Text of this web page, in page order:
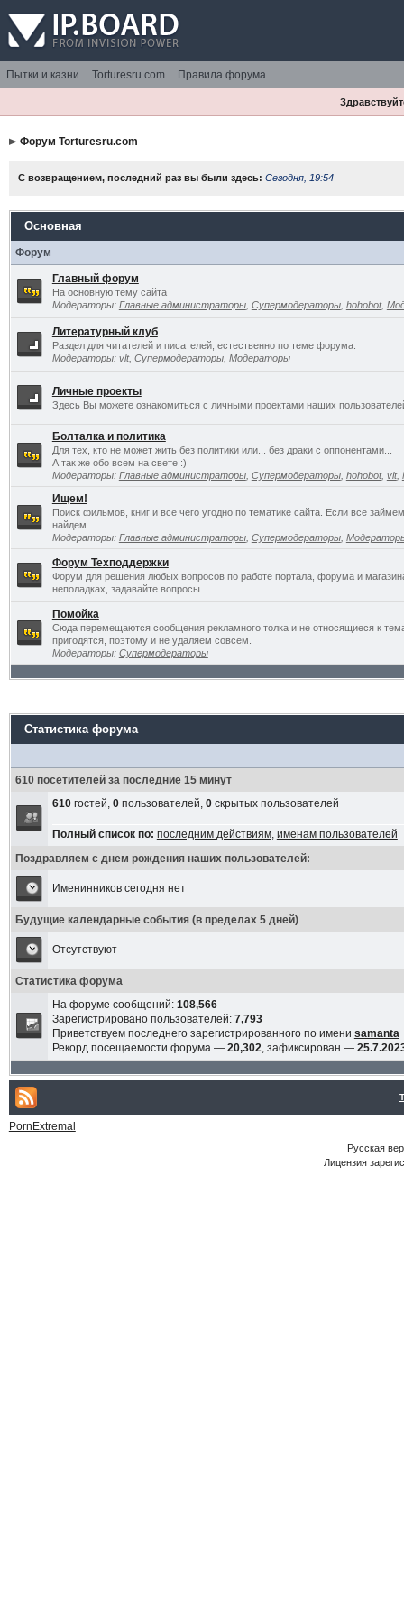
Пытки и казни Torturesru.com Правила форума
Форум Torturesru.com
С возвращением, последний раз вы были здесь: Сегодня, 19:54
Основная
Форум
Главный форум
На основную тему сайта
Модераторы: Главные администраторы, Супермодераторы, hohobot,
Литературный клуб
Раздел для читателей и писателей, естественно по теме форума.
Модераторы: vlt, Супермодераторы, Модераторы
Личные проекты
Здесь Вы можете ознакомиться с личными проектами наших
Болталка и политика
Для тех, кто не может жить без политики или... без драки с оппонентами...
А так же обо всем на свете :)
Модераторы: Главные администраторы, Супермодераторы, hohobot, vlt,
Ищем!
Поиск фильмов, книг и все чего угодно по тематике сайта. Если все
найдем...
Модераторы: Главные администраторы, Супермодераторы,
Форум Техподдержки
Форум для решения любых вопросов по работе портала, форума и
неполадках, задавайте вопросы.
Помойка
Сюда перемещаются сообщения рекламного толка и не относящиеся к
пригодятся, поэтому и не удаляем совсем.
Модераторы: Супермодераторы
Статистика форума
610 посетителей за последние 15 минут
610гостей, 0пользователей, 0скрытых пользователей
Полный список по: последним действиям, именам пользователей
Поздравляем с днем рождения наших пользователей:
Именинников сегодня нет
Будущие календарные события (в пределах 5 дней)
Отсутствуют
Статистика форума
На форуме сообщений: 108,566
Зарегистрировано пользователей: 7,793
Приветствуем последнего зарегистрированного по имени samanta
Рекорд посещаемости форума — 20,302, зафиксирован —
PornExtremal
Русская
Лицензия